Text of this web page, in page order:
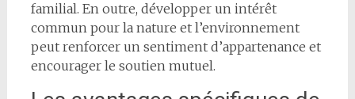
familial. En outre, développer un intérêt
commun pour la nature et l’environnement
peut renforcer un sentiment d’appartenance et
encourager le soutien mutuel.